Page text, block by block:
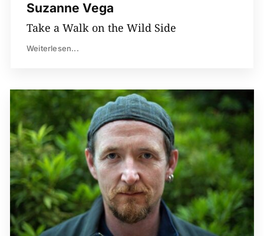
Suzanne Vega
Take a Walk on the Wild Side
Weiterlesen...